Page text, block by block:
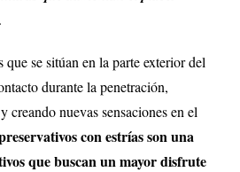
que se sitúan en la parte exterior del
durante la penetración,
creando nuevas sensaciones en el
con estrías son una
que buscan un mayor disfrute